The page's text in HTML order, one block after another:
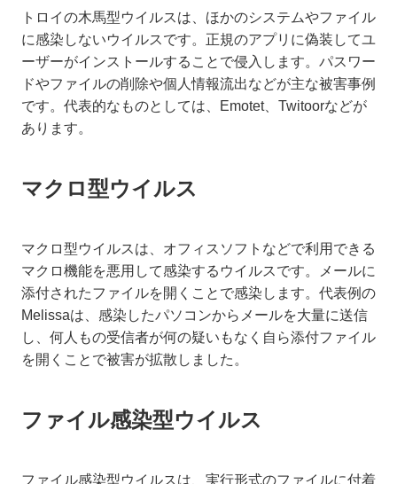
トロイの木馬型ウイルスは、ほかのシステムやファイル
に感染しないウイルスです。正規のアプリに偽装してユ
ーザーがインストールすることで侵入します。パスワー
ドやファイルの削除や個人情報流出などが主な被害事例
です。代表的なものとしては、Emotet、Twitoorなどが
あります。
マクロ型ウイルス
マクロ型ウイルスは、オフィスソフトなどで利用できる
マクロ機能を悪用して感染するウイルスです。メールに
添付されたファイルを開くことで感染します。代表例の
Melissaは、感染したパソコンからメールを大量に送信
し、何人もの受信者が何の疑いもなく自ら添付ファイル
を開くことで被害が拡散しました。
ファイル感染型ウイルス
ファイル感染型ウイルスは、実行形式のファイルに付着